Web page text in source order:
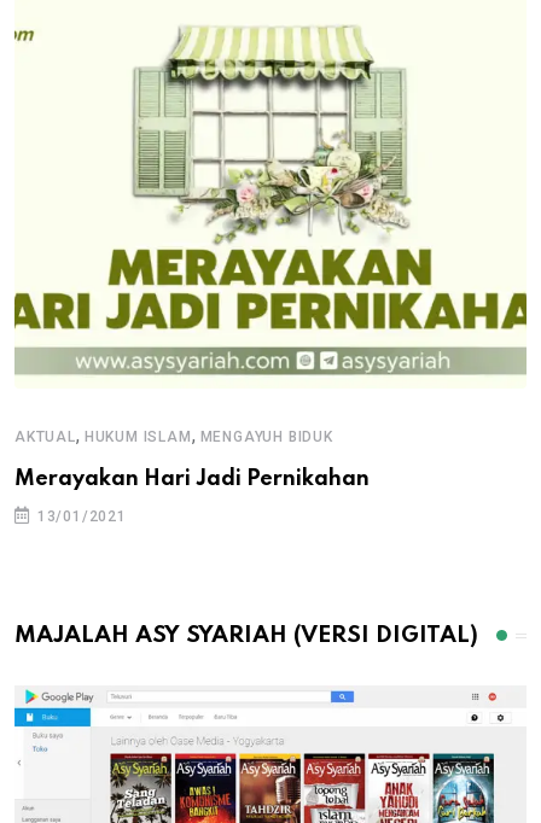
AKTUAL, HUKUM ISLAM , MENGAYUH BIDUK
Merayakan Hari Jadi Pernikahan
13/01/2021
MAJALAH ASY SYARIAH (VERSI DIGITAL)